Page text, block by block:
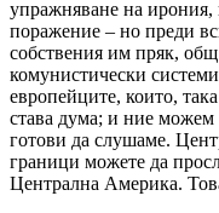
упражняване на ирония,
поражение – но преди
собствения им пряк,
комунистически
европейците, които,
става дума; и ние можем
готови да слушаме.
граници можете да
Централна Америка.